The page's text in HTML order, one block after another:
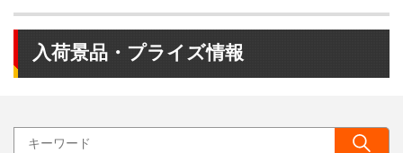
入荷景品・プライズ情報